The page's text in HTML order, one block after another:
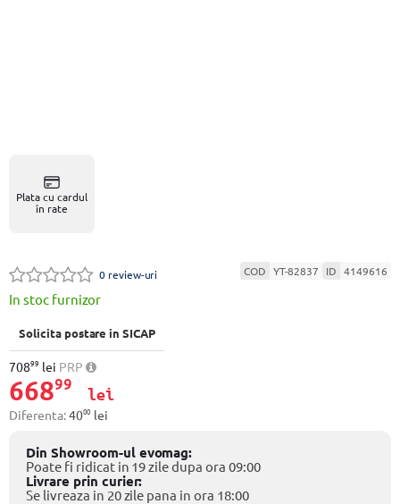
Plata cu cardul
în rate
0 review-uri COD YT-82837 ID 4149616
In stoc furnizor
Solicita postare in SICAP
70899 lei PRP
66899
lei
Diferenta:4000 lei
Din Showroom-ul evomag:
Poate fi ridicat in 19 zile dupa ora 09:00
Livrare prin curier:
Se livreaza in 20 zile pana in ora 18:00